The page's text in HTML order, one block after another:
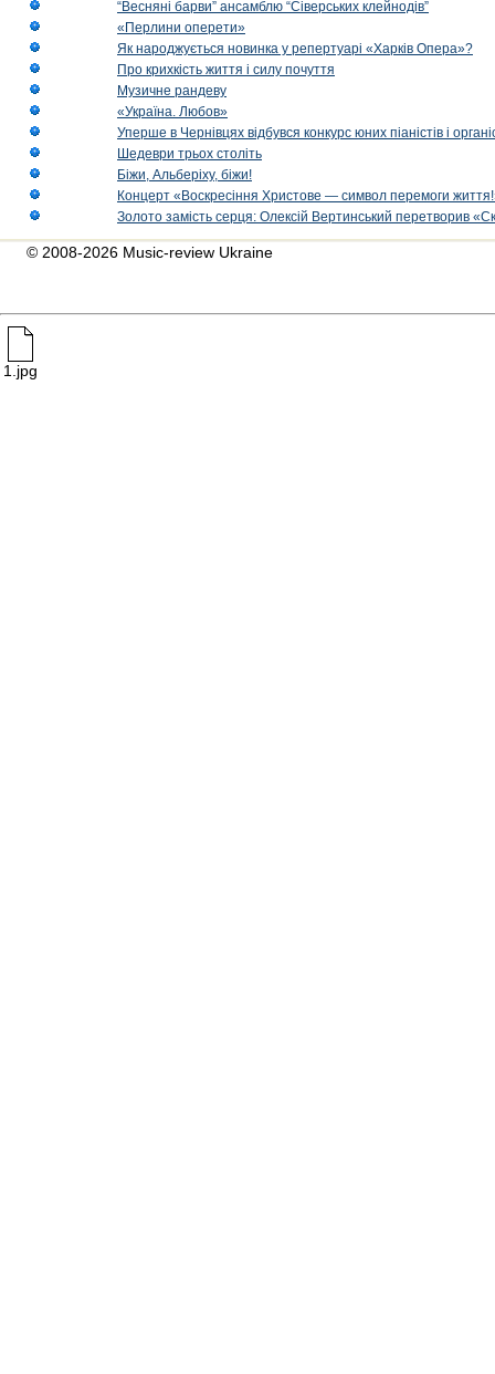
“Весняні барви” ансамблю “Сіверських клейнодів”
«Перлини оперети»
Як народжується новинка у репертуарі «Харків Опера»?
Про крихкість життя і силу почуття
Музичне рандеву
«Україна. Любов»
Уперше в Чернівцях відбувся конкурс юних піаністів і
Шедеври трьох століть
Біжи, Альберіху, біжи!
Концерт «Воскресіння Христове — символ перемоги
Золото замість серця: Олексій Вертинський перетворив
© 2008-2026 Music-review Ukraine
1.jpg